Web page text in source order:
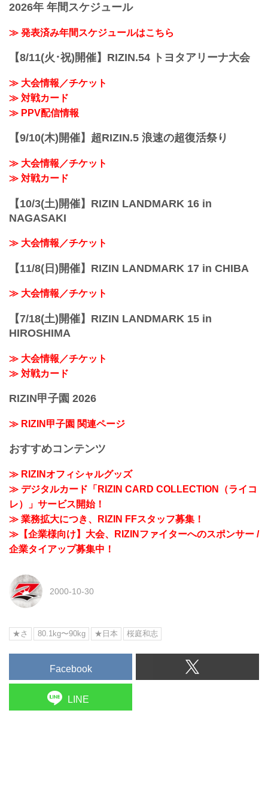
2026年 年間スケジュール
≫ 発表済み年間スケジュールはこちら
【8/11(火･祝)開催】RIZIN.54 トヨタアリーナ大会
≫ 大会情報／チケット
≫ 対戦カード
≫ PPV配信情報
【9/10(木)開催】超RIZIN.5 浪速の超復活祭り
≫ 大会情報／チケット
≫ 対戦カード
【10/3(土)開催】RIZIN LANDMARK 16 in
NAGASAKI
≫ 大会情報／チケット
【11/8(日)開催】RIZIN LANDMARK 17 in CHIBA
≫ 大会情報／チケット
【7/18(土)開催】RIZIN LANDMARK 15 in
HIROSHIMA
≫ 大会情報／チケット
≫ 対戦カード
RIZIN甲子園 2026
≫ RIZIN甲子園 関連ページ
おすすめコンテンツ
≫ RIZINオフィシャルグッズ
≫ デジタルカード「RIZIN CARD COLLECTION（ライコ
レ）」サービス開始！
≫ 業務拡大につき、RIZIN FFスタッフ募集！
≫【企業様向け】大会、RIZINファイターへのスポンサー /
企業タイアップ募集中！
2000-10-30
★さ 80.1kg〜90kg ★日本 桜庭和志
Facebook
LINE